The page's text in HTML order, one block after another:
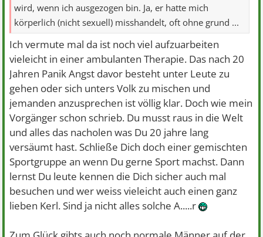
wird, wenn ich ausgezogen bin. Ja, er hatte mich
körperlich (nicht sexuell) misshandelt, oft ohne grund ...
Ich vermute mal da ist noch viel aufzuarbeiten
vieleicht in einer ambulanten Therapie. Das nach 20
Jahren Panik Angst davor besteht unter Leute zu
gehen oder sich unters Volk zu mischen und
jemanden anzusprechen ist völlig klar. Doch wie mein
Vorgänger schon schrieb. Du musst raus in die Welt
und alles das nacholen was Du 20 jahre lang
versäumt hast. Schließe Dich doch einer gemischten
Sportgruppe an wenn Du gerne Sport machst. Dann
lernst Du leute kennen die Dich sicher auch mal
besuchen und wer weiss vieleicht auch einen ganz
lieben Kerl. Sind ja nicht alles solche A.....r